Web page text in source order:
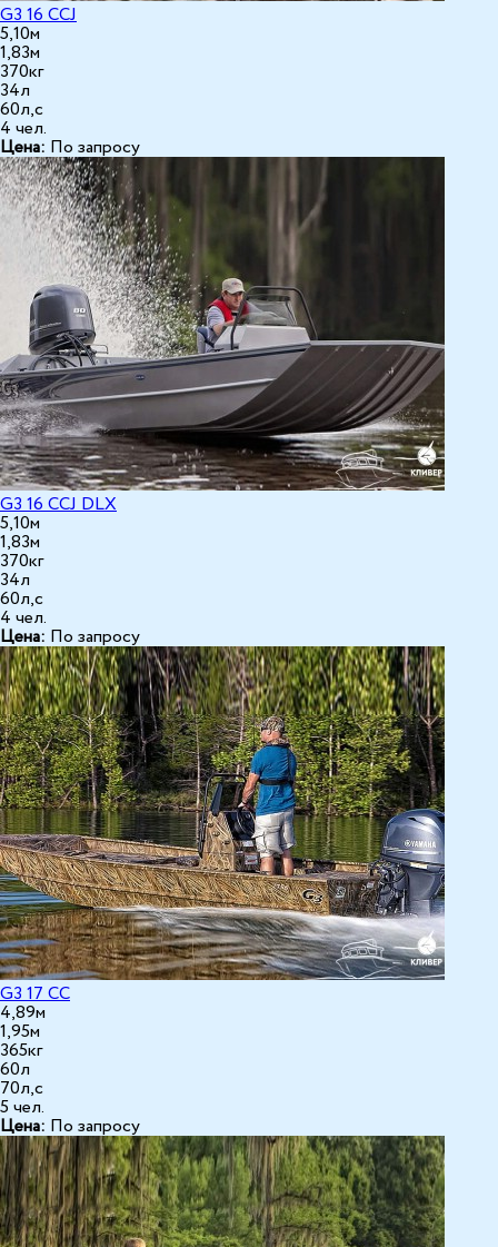
G3 16 CCJ
5,10м
1,83м
370кг
34л
60л,с
4 чел.
Цена: По запросу
G3 16 CCJ DLX
5,10м
1,83м
370кг
34л
60л,с
4 чел.
Цена: По запросу
G3 17 CC
4,89м
1,95м
365кг
60л
70л,с
5 чел.
Цена: По запросу